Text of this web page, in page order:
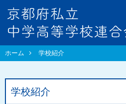
ホーム 学校紹介
学校紹介